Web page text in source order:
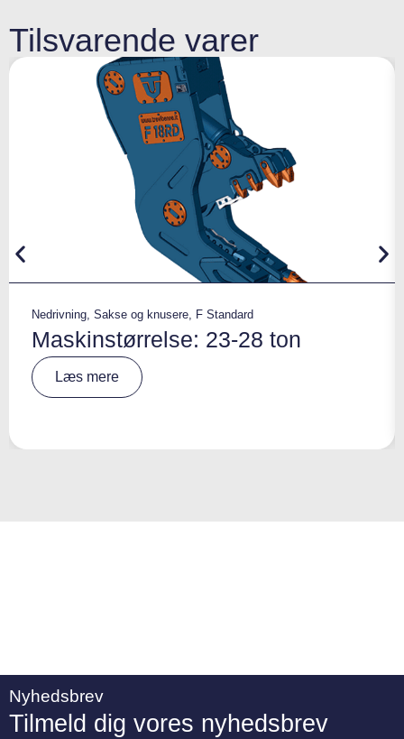
Tilsvarende varer
Nedrivning, Sakse og knusere, F Standard
Maskinstørrelse: 23-28 ton
Læs mere
Nyhedsbrev
Tilmeld dig vores nyhedsbrev